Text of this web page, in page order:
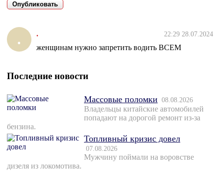
. . 22:29 28.07.2024
женщинам нужно запретить водить ВСЕМ
Последние новости
Массовые поломки 08.08.2026
Владельцы китайские автомобилей
попадают на дорогой ремонт из-за
бензина.
Топливный кризис довел
07.08.2026
Мужчину поймали на воровстве
дизеля из локомотива.